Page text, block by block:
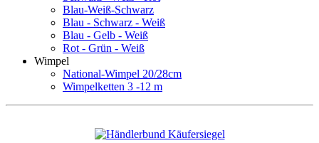
Blau-Weiß-Schwarz
Blau - Schwarz - Weiß
Blau - Gelb - Weiß
Rot - Grün - Weiß
Wimpel
National-Wimpel 20/28cm
Wimpelketten 3 -12 m